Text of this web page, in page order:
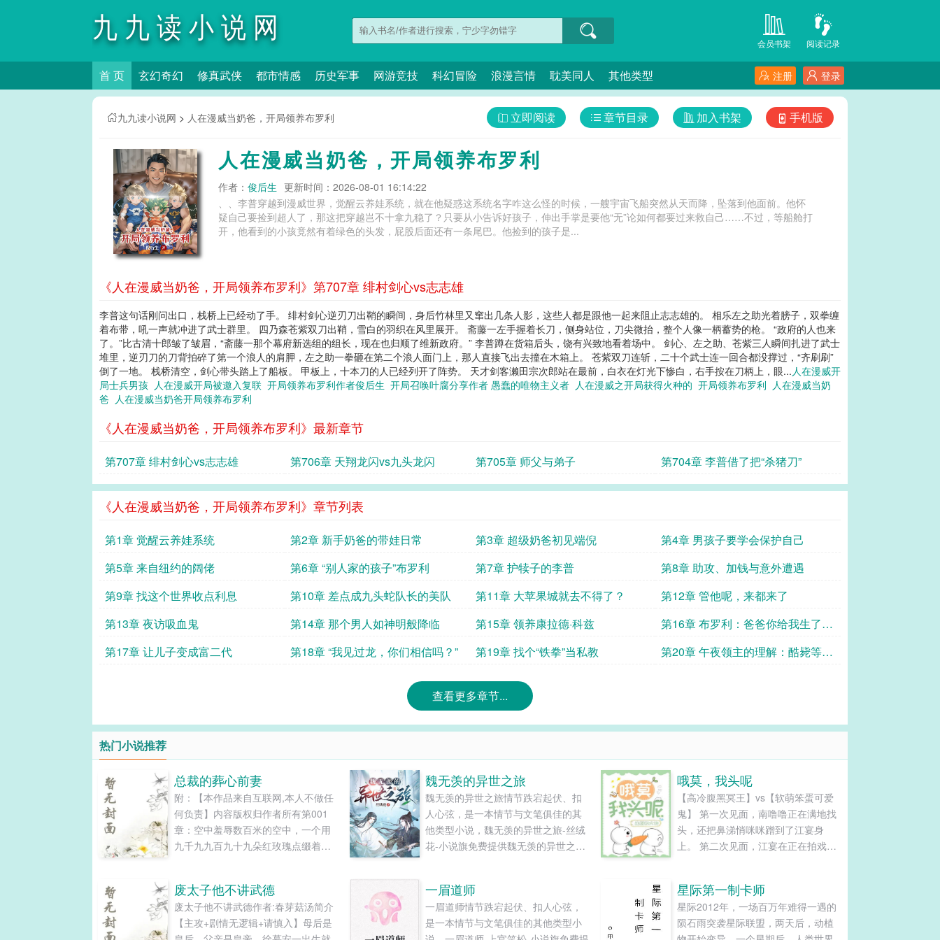
九九读小说网 阅读记录
会员书架
首 页 玄幻奇幻 修真武侠 都市情感 历史军事 网游竞技 科幻冒险 浪漫言情 耽美同人 其他类型 登录
注册
九九读小说网 > 人在漫威当奶爸，开局领养布罗利 手机版
加入书架
章节目录
立即阅读
人在漫威当奶爸，开局领养布罗利
作者： 俊后生 更新时间：2026-08-01 16:14:22
、、李普穿越到漫威世界，觉醒云养娃系统，就在他疑惑这系统名字咋这么怪的时候，一艘宇宙飞船突然从天而降，坠落到他面前。他怀
疑自己要捡到超人了，那这把穿越岂不十拿九稳了？只要从小告诉好孩子，伸出手掌是要他“无”论如何都要过来救自己……不过，等船舱打
开，他看到的小孩竟然有着绿色的头发，屁股后面还有一条尾巴。他捡到的孩子是...
《人在漫威当奶爸，开局领养布罗利》第707章 绯村剑心vs志志雄
李普这句话刚问出口，栈桥上已经动了手。 绯村剑心逆刃刀出鞘的瞬间，身后竹林里又窜出几条人影，这些人都是跟他一起来阻止志志雄的。 相乐左之助光着膀子，双拳缠
着布带，吼一声就冲进了武士群里。 四乃森苍紫双刀出鞘，雪白的羽织在风里展开。 斋藤一左手握着长刀，侧身站位，刀尖微抬，整个人像一柄蓄势的枪。 “政府的人也来
了。”比古清十郎皱了皱眉，“斋藤一那个幕府新选组的组长，现在也归顺了维新政府。” 李普蹲在货箱后头，饶有兴致地看着场中。 剑心、左之助、苍紫三人瞬间扎进了武士
堆里，逆刃刀的刀背拍碎了第一个浪人的肩胛，左之助一拳砸在第二个浪人面门上，那人直接飞出去撞在木箱上。 苍紫双刀连斩，二十个武士连一回合都没撑过，“齐刷刷”
倒了一地。 栈桥清空，剑心带头踏上了船板。 甲板上，十本刀的人已经列开了阵势。 天才剑客濑田宗次郎站在最前，白衣在灯光下惨白，右手按在刀柄上，眼...人在漫威开
局士兵男孩 人在漫威开局被邀入复联 开局领养布罗利作者俊后生 开局召唤叶腐分享作者 愚蠢的唯物主义者 人在漫威之开局获得火种的 开局领养布罗利 人在漫威当奶
爸 人在漫威当奶爸开局领养布罗利
《人在漫威当奶爸，开局领养布罗利》最新章节
第707章 绯村剑心vs志志雄 第706章 天翔龙闪vs九头龙闪 第705章 师父与弟子 第704章 李普借了把“杀猪刀”
《人在漫威当奶爸，开局领养布罗利》章节列表
第1章 觉醒云养娃系统 第2章 新手奶爸的带娃日常 第3章 超级奶爸初见端倪
第4章 男孩子要学会保护自己
第5章 来自纽约的阔佬
第6章 “别人家的孩子”布罗利 第7章 护犊子的李普
第8章 助攻、加钱与意外遭遇
第9章 找这个世界收点利息
第10章 差点成九头蛇队长的美队 第11章 大苹果城就去不得了？
第12章 管他呢，来都来了
第13章 夜访吸血鬼
第14章 那个男人如神明般降临 第15章 领养康拉德·科兹
第16章 布罗利：爸爸你给我生了一
个弟弟？！
第17章 让儿子变成富二代 第18章 “我见过龙，你们相信吗？” 第19章 找个“铁拳”当私教
第20章 午夜领主的理解：酷毙等于
查看更多章节...
热门小说推荐
总裁的葬心前妻
附：【本作品来自互联网,本人不做任
何负责】内容版权归作者所有第001
章：空中羞辱数百米的空中，一个用
九千九九百九十九朵红玫瑰点缀着的
去血色的小脸煞白如纸！她惶恐不安
地看着离她越来越远的地面，心脏在
剧烈地紧缩，绞痛，呼吸困难，感觉
魏无羡的异世之旅
魏无羡的异世之旅情节跌宕起伏、扣
人心弦，是一本情节与文笔俱佳的其
他类型小说，魏无羡的异世之旅-丝绒
花-小说旗免费提供魏无羡的异世之旅
哦莫，我头呢
【高冷腹黑冥王】vs【软萌笨蛋可爱
鬼】 第一次见面，南噜噜正在满地找
头，还把鼻涕悄咪咪蹭到了江宴身
上。 第二次见面，江宴在正在拍戏，
第三次见面，南噜噜给江宴来了个鬼
压床。 江宴忍住了，左右鬼门来了小
鬼就会走。 然而没想到南噜噜睡过头
废太子他不讲武德
废太子他不讲武德作者:春芽菇汤简介
【主攻+剧情无逻辑+请慎入】母后是
一眉道师
一眉道师情节跌宕起伏、扣人心弦，
是一本情节与文笔俱佳的其他类型小
星际第一制卡师
星际2012年，一场百万年难得一遇的
陨石雨突袭星际联盟，两天后，动植